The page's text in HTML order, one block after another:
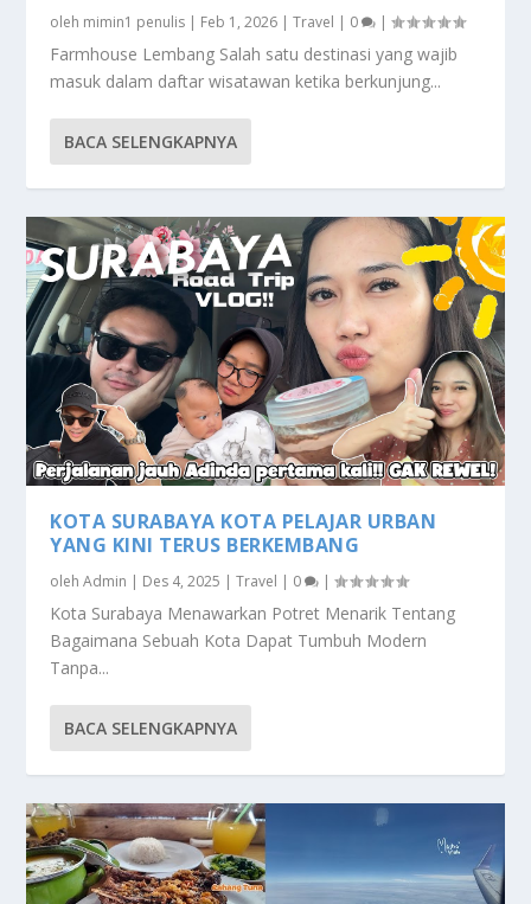
oleh mimin1 penulis | Feb 1, 2026 |Travel | 0 |
Farmhouse Lembang Salah satu destinasi yang wajib
masuk dalam daftar wisatawan ketika berkunjung...
BACA SELENGKAPNYA
KOTA SURABAYA KOTA PELAJAR URBAN
YANG KINI TERUS BERKEMBANG
olehAdmin | Des 4, 2025 |Travel | 0 |
Kota Surabaya Menawarkan Potret Menarik Tentang
Bagaimana Sebuah Kota Dapat Tumbuh Modern
Tanpa...
BACA SELENGKAPNYA